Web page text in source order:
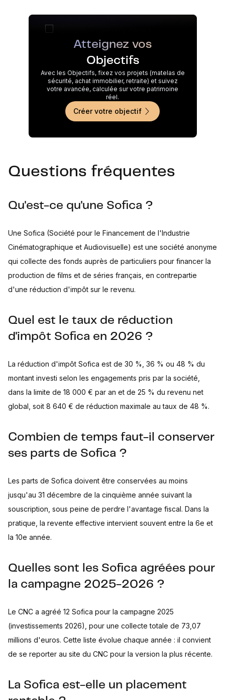
Atteignez vos
Objectifs
Avec les Objectifs, fixez vos projets (matelas de
sécurité, achat immobilier, retraite) et suivez
votre avancée, calculée sur votre patrimoine
réel.
Créer votre objectif
Questions fréquentes
Qu'est-ce qu'une Sofica ?
Une Sofica (Société pour le Financement de l'Industrie
Cinématographique et Audiovisuelle) est une société anonyme
qui collecte des fonds auprès de particuliers pour financer la
production de films et de séries français, en contrepartie
d'une réduction d'impôt sur le revenu.
Quel est le taux de réduction
d'impôt Sofica en 2026 ?
La réduction d'impôt Sofica est de 30 %, 36 % ou 48 % du
montant investi selon les engagements pris par la société,
dans la limite de 18 000 € par an et de 25 % du revenu net
global, soit 8 640 € de réduction maximale au taux de 48 %.
Combien de temps faut-il conserver
ses parts de Sofica ?
Les parts de Sofica doivent être conservées au moins
jusqu'au 31 décembre de la cinquième année suivant la
souscription, sous peine de perdre l'avantage fiscal. Dans la
pratique, la revente effective intervient souvent entre la 6e et
la 10e année.
Quelles sont les Sofica agréées pour
la campagne 2025-2026 ?
Le CNC a agréé 12 Sofica pour la campagne 2025
(investissements 2026), pour une collecte totale de 73,07
millions d'euros. Cette liste évolue chaque année : il convient
de se reporter au site du CNC pour la version la plus récente.
La Sofica est-elle un placement